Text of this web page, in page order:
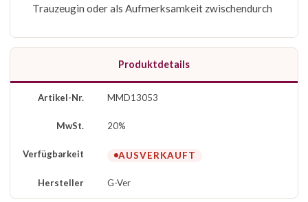
Trauzeugin oder als Aufmerksamkeit zwischendurch
Produktdetails
Artikel-Nr. MMD13053
MwSt. 20%
Verfügbarkeit AUSVERKAUFT
Hersteller G-Ver